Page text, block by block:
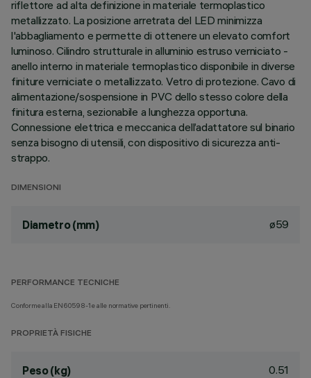
riflettore ad alta definizione in materiale termoplastico
metallizzato. La posizione arretrata del LED minimizza
l'abbagliamento e permette di ottenere un elevato comfort
luminoso. Cilindro strutturale in alluminio estruso verniciato -
anello interno in materiale termoplastico disponibile in diverse
finiture verniciate o metallizzato. Vetro di protezione. Cavo di
alimentazione/sospensione in PVC dello stesso colore della
finitura esterna, sezionabile a lunghezza opportuna.
Connessione elettrica e meccanica dell’adattatore sul binario
senza bisogno di utensili, con dispositivo di sicurezza anti-
strappo.
DIMENSIONI
Diametro (mm) ø59
PERFORMANCE TECNICHE
Conforme alla EN60598-1 e alle normative pertinenti.
PROPRIETÀ FISICHE
Peso (kg) 0.51